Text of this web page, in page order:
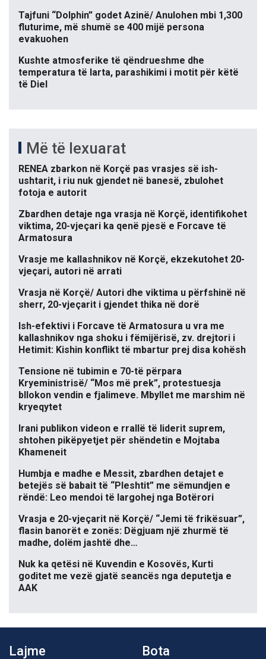
Tajfuni “Dolphin” godet Azinë/ Anulohen mbi 1,300
fluturime, më shumë se 400 mijë persona
evakuohen
Kushte atmosferike të qëndrueshme dhe
temperatura të larta, parashikimi i motit për këtë
të Diel
Më të lexuarat
RENEA zbarkon në Korçë pas vrasjes së ish-
ushtarit, i riu nuk gjendet në banesë, zbulohet
fotoja e autorit
Zbardhen detaje nga vrasja në Korçë, identifikohet
viktima, 20-vjeçari ka qenë pjesë e Forcave të
Armatosura
Vrasje me kallashnikov në Korçë, ekzekutohet 20-
vjeçari, autori në arrati
Vrasja në Korçë/ Autori dhe viktima u përfshinë në
sherr, 20-vjeçarit i gjendet thika në dorë
Ish-efektivi i Forcave të Armatosura u vra me
kallashnikov nga shoku i fëmijërisë, zv. drejtori i
Hetimit: Kishin konflikt të mbartur prej disa kohësh
Tensione në tubimin e 70-të përpara
Kryeministrisë/ “Mos më prek”, protestuesja
bllokon vendin e fjalimeve. Mbyllet me marshim në
kryeqytet
Irani publikon videon e rrallë të liderit suprem,
shtohen pikëpyetjet për shëndetin e Mojtaba
Khameneit
Humbja e madhe e Messit, zbardhen detajet e
betejës së babait të “Pleshtit” me sëmundjen e
rëndë: Leo mendoi të largohej nga Botërori
Vrasja e 20-vjeçarit në Korçë/ “Jemi të frikësuar”,
flasin banorët e zonës: Dëgjuam një zhurmë të
madhe, dolëm jashtë dhe…
Nuk ka qetësi në Kuvendin e Kosovës, Kurti
goditet me vezë gjatë seancës nga deputetja e
AAK
Lajme Bota